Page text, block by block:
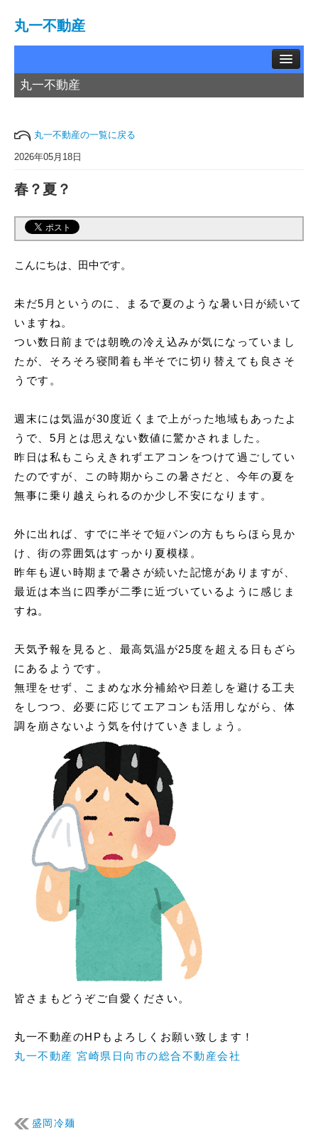
丸一不動産
ウェブ入居申込
丸一不動産
丸一不動産の一覧に戻る
2026年05月18日
春？夏？
こんにちは、田中です。
未だ5月というのに、まるで夏のような暑い日が続いて
いますね。
つい数日前までは朝晩の冷え込みが気になっていまし
たが、そろそろ寝間着も半そでに切り替えても良さそ
うです。
週末には気温が30度近くまで上がった地域もあったよ
うで、5月とは思えない数値に驚かされました。
昨日は私もこらえきれずエアコンをつけて過ごしてい
たのですが、この時期からこの暑さだと、今年の夏を
無事に乗り越えられるのか少し不安になります。
外に出れば、すでに半そで短パンの方もちらほら見か
け、街の雰囲気はすっかり夏模様。
昨年も遅い時期まで暑さが続いた記憶がありますが、
最近は本当に四季が二季に近づいているように感じま
すね。
天気予報を見ると、最高気温が25度を超える日もざら
にあるようです。
無理をせず、こまめな水分補給や日差しを避ける工夫
をしつつ、必要に応じてエアコンも活用しながら、体
調を崩さないよう気を付けていきましょう。
皆さまもどうぞご自愛ください。
丸一不動産のHPもよろしくお願い致します！
丸一不動産 宮崎県日向市の総合不動産会社
盛岡冷麺